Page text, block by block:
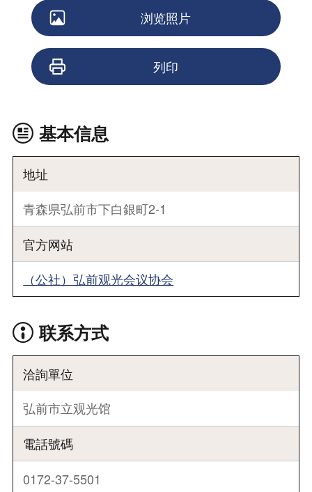
浏览照片
列印
基本信息
地址
青森県弘前市下白銀町2-1
官方网站
（公社）弘前观光会议协会
联系方式
洽詢單位
弘前市立观光馆
電話號碼
0172-37-5501